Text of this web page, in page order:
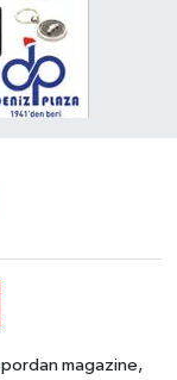
magazine,